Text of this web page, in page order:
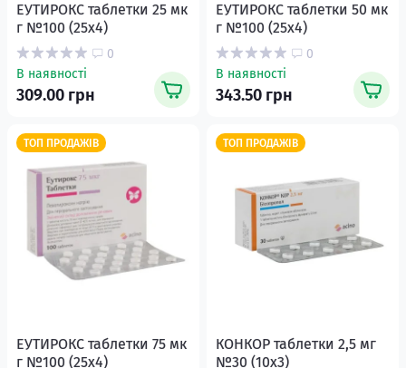
ЕУТИРОКС таблетки 25 мк
г №100 (25х4)
0
В наявності
309.00 грн
ЕУТИРОКС таблетки 50 мк
г №100 (25х4)
0
В наявності
343.50 грн
ТОП ПРОДАЖІВ
ЕУТИРОКС таблетки 75 мк
г №100 (25х4)
ТОП ПРОДАЖІВ
КОНКОР таблетки 2,5 мг
№30 (10х3)